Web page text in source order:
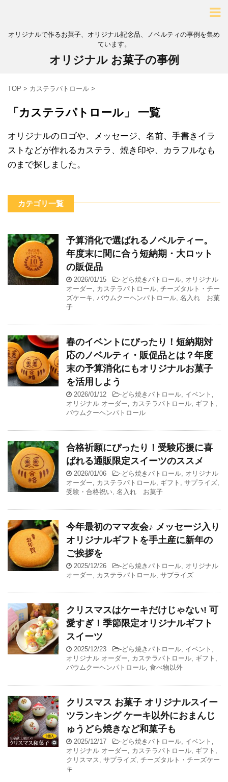
オリジナルで作るお菓子、オリジナル記念品、ノベルティの事例を集め
ています。
オリジナル お菓子の事例
TOP > カステラパトロール >
「カステラパトロール」 一覧
オリジナルのロゴや、メッセージ、名前、手書きイラ
ストなどが作れるカステラ、焼き印や、カラフルなも
のまで探しました。
カテゴリ一覧
予算消化で選ばれるノベルティー。
年度末に間に合う短納期・大ロット
の販促品
2026/01/15 -どら焼きパトロール オリジナル
オーダー
カステラパトロール チーズタルト・チー
ズケーキ
バウムクーヘンパトロール 名入れ お菓
子
春のイベントにぴったり！短納期対
応のノベルティ・販促品とは？年度
末の予算消化にもオリジナルお菓子
を活用しよう
2026/01/12 -どら焼きパトロール イベント
オリジナル オーダー
カステラパトロール ギフト
バウムクーヘンパトロール
合格祈願にぴったり！受験応援に喜
ばれる通販限定スイーツのススメ
2026/01/06 -どら焼きパトロール オリジナル
オーダー
カステラパトロール ギフト サプライズ
受験・合格祝い 名入れ お菓子
今年最初のママ友会♪ メッセージ入り
オリジナルギフトを手土産に新年の
ご挨拶を
2025/12/26 -どら焼きパトロール オリジナル
オーダー
カステラパトロール サプライズ
クリスマスはケーキだけじゃない! 可
愛すぎ！季節限定オリジナルギフト
スイーツ
2025/12/23 -どら焼きパトロール イベント
オリジナル オーダー
カステラパトロール ギフト
バウムクーヘンパトロール 食べ物以外
クリスマス お菓子 オリジナルスイー
ツランキング ケーキ以外におまんじ
ゅうどら焼きなど和菓子も
2025/12/17 -どら焼きパトロール イベント
オリジナル オーダー
カステラパトロール ギフト
クリスマス
サプライズ チーズタルト・チーズケー
キ